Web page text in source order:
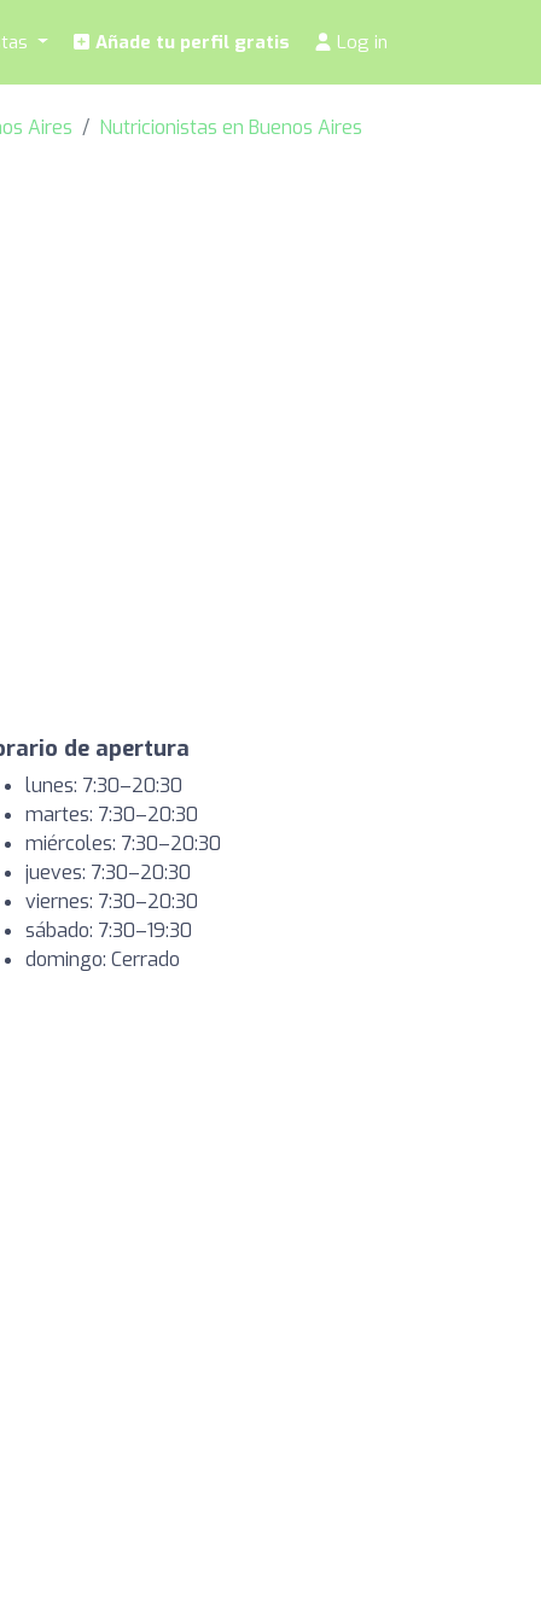
Añade tu perfil gratis Log in
Aires Nutricionistas en Buenos Aires
de apertura
lunes: 7:30–20:30
martes: 7:30–20:30
miércoles: 7:30–20:30
jueves: 7:30–20:30
viernes: 7:30–20:30
sábado: 7:30–19:30
domingo: Cerrado